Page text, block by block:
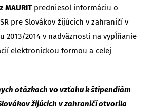
MAURIT predniesol informáciu o
pre Slovákov žijúcich v zahraničí v
2013/2014 v nadväznosti na vypĺňanie
elektronickou formou a celej
otázkach vo vzťahu k štipendiám
žijúcich v zahraničí otvorila